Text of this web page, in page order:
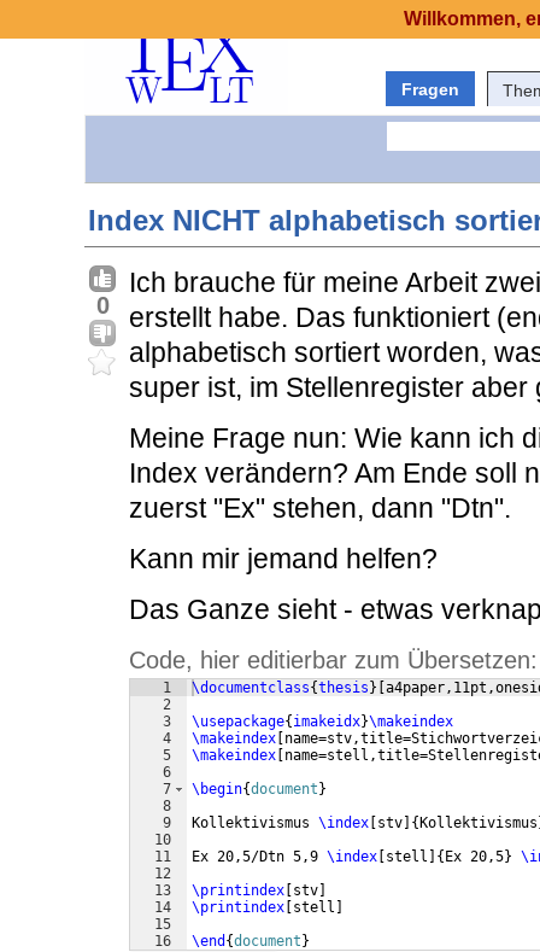
Fragen
Index NICHT alphabetisch
0
Ich brauche für meine Arbeit
erstellt habe. Das funktioniert
alphabetisch sortiert worden,
super ist, im Stellenregister
Meine Frage nun: Wie kann ich
Index verändern? Am Ende soll
zuerst "Ex" stehen, dann "Dtn".
Kann mir jemand helfen?
Das Ganze sieht - etwas
Code, hier editierbar zum Übersetzen:
1
2
3
4
5
6
7
8
9
10
11
12
13
14
15
16
\documentclass{thesis }
\usepackage{ imakeidx}\makeindex
\makeindex
\makeindex
\begin{document }
Kollektivismus \index stv { Kollektivismus
Ex 20,5/Dtn 5,9 \index stell { Ex 20,5}
\printindex stv
\printindex stell
\end {document }
Willkommen,